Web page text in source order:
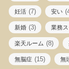
妊活 (7) 安い
新婚 (3) 業務
楽天ルーム (8)
無脳症 (15) 無